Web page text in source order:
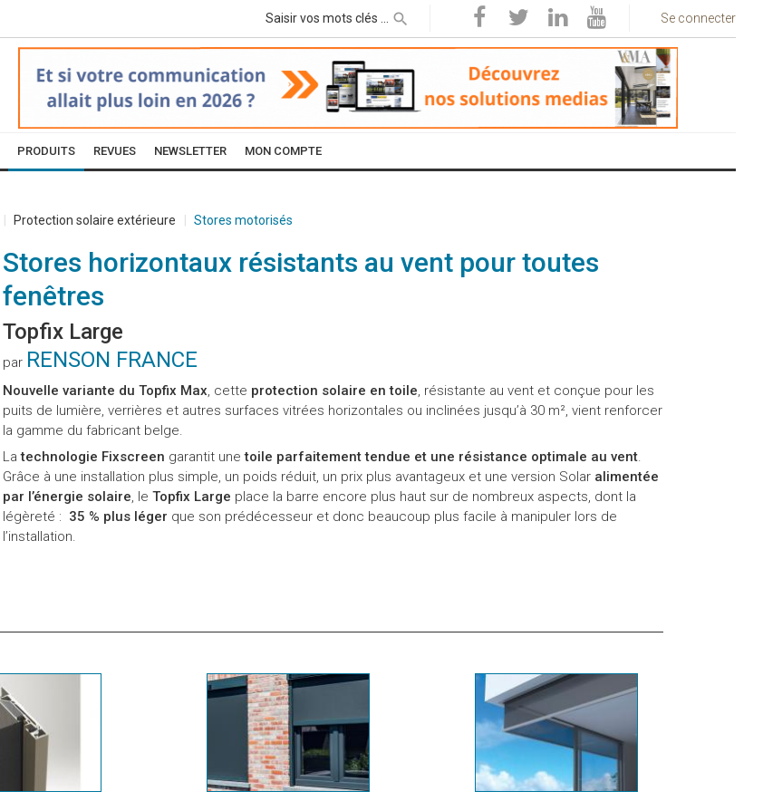
Se connecter
PRODUITS REVUES NEWSLETTER MON COMPTE
Protection solaire extérieure Stores motorisés
Stores horizontaux résistants au vent pour toutes
fenêtres
Topfix Large
par RENSON FRANCE
Nouvelle variante du Topfix Max, cette protection solaire en toile, résistante au vent et conçue pour les
puits de lumière, verrières et autres surfaces vitrées horizontales ou inclinées jusqu’à 30 m², vient renforcer
la gamme du fabricant belge.
La technologie Fixscreen garantit unetoile parfaitement tendue et une résistance optimale au vent.
Grâce à une installation plus simple, un poids réduit, un prix plus avantageux et une version Solar alimentée
par l’énergie solaire, le Topfix Large place la barre encore plus haut sur de nombreux aspects, dont la
légèreté : 35 % plus léger que son prédécesseur et donc beaucoup plus facile à manipuler lors de
l’installation.